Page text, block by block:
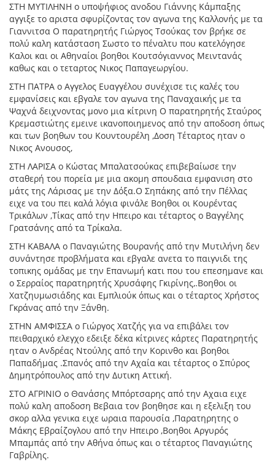
ΣΤΗ ΜΥΤΙΛΗΝΗ ο υποψήφιος ανοδου Γιάννης Κάμπαξης
αγγιξε το αριστα σφυρίζοντας τον αγωνα της Καλλονής με τα
Γιαννιτσα Ο παρατηρητής Γιώργος Τσούκας τον βρήκε σε
πολύ καλη κατάσταση Σωστο το πέναλτυ που κατελόγησε
Καλοι και οι Αθηναίοι βοηθοι Κουτσόγιαννος Μειντανάς
καθως και ο τεταρτος Νικος Παπαγεωργίου.
ΣΤΗ ΠΑΤΡΑ ο Αγγελος Ευαγγέλου συνέχισε τις καλές του
εμφανίσεις και εβγαλε τον αγωνα της Παναχαικής με τα
Ψαχνά δειχνοντας μονο μια κίτρινη Ο παρατηρητής Σταύρος
Κρεμαστιώτης εμεινε ικανοποιημενος από την αποδοση όπως
και των βοηθων του Κουντουρέλη ,Δοση Τέταρτος ηταν ο
Νικος Ανουσος,
ΣΤΗ ΛΑΡΙΣΑ ο Κώστας Μπαλατσούκας επιβεβαίωσε την
σταθερή του πορεία με μια ακομη σπουδαια εμφανιση στο
μάτς της Λάρισας με την Δόξα.Ο Σηπάκης από την Πέλλας
ειχε να του πει καλά λόγια φινάλε Βοηθοι οι Κουρέντας
Τρικάλων ,Τίκας από την Ηπειρο και τέταρτος ο Βαγγέλης
Γρατσάνης από τα Τρίκαλα.
ΣΤΗ ΚΑΒΑΛΑ ο Παναγιώτης Βουρανής από την Μυτιλήνη δεν
συνάντησε προβλήματα και εβγαλε ανετα το παιγνιδι της
τοπικης ομάδας με την Επανωμή κατι που του επεσημανε και
ο Σερραίος παρατηρητής Χρυσάφης Γκιρίνης,.Βοηθοι οι
Χατζηυμωσιάδης και Εμπλιούκ όπως και ο τέταρτος Χρήστος
Γκράνας από την Ξάνθη.
ΣΤΗΝ ΑΜΦΙΣΣΑ ο Γιώργος Χατζής για να επιβάλει τον
πειθαρχικό ελεγχο εδειξε δέκα κίτρινες κάρτες Παρατηρητής
ηταν ο Ανδρέας Ντούλης από την Κορινθο και βοηθοι
Παπαδήμας .Σπανός από την Αχαία και τέταρτος ο Σπύρος
Δημητρόπουλος από την Δυτικη Αττική.
ΣΤΟ ΑΓΡΙΝΙΟ ο Θανάσης Μπόρτσαρης από την Αχαια ειχε
πολύ καλη αποδοση Βεβαια τον βοηθησε και η εξελιξη του
σκορ αλλα γενικα ειχε ωραια παρουσία ,Παρατηρητης ο
Μάκης Εβραίζογλου από την Ηπειρο ,Βοηθοι Αργυρός
Μπαμπάς από την Αθήνα όπως και ο τέταρτος Παναγιώτης
Γαβρίλης.